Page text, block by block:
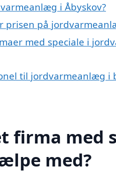
i Åbyskov?
prisen på
med speciale i
til jordvarmeanlæg i
firma med
med?